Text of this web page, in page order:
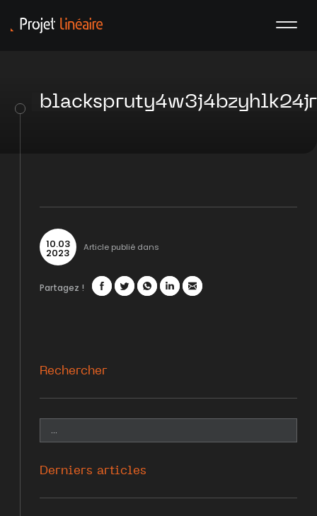
10.03
2023 Article publié dans
Partagez !
Rechercher
Derniers articles